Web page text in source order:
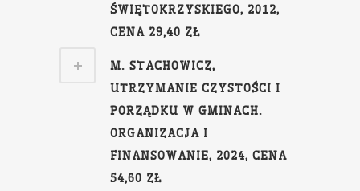
ŚWIĘTOKRZYSKIEGO, 2012,
CENA 29,40 ZŁ
M. STACHOWICZ,
UTRZYMANIE CZYSTOŚCI I
PORZĄDKU W GMINACH.
ORGANIZACJA I
FINANSOWANIE, 2024, CENA
54,60 ZŁ